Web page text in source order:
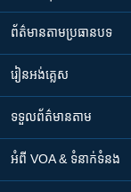
ព័ត៌មាន​តាមប្រធានបទ​
រៀន​​អង់គ្លេស
ទទួល​ព័ត៌មាន​តាម
អំពី​ VOA & ទំនាក់ទំនង